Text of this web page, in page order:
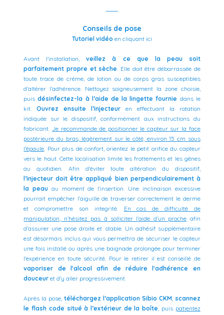
Conseils de pose
Tutoriel vidéo en cliquant ici
Avant l'installation,veillez à ce que la peau soit
parfaitement propre et sèche. Elle doit être débarrassée de
toute trace de crème, de lotion ou de corps gras susceptibles
d’altérer l’adhérence. Nettoyez soigneusement la zone choisie,
puisdésinfectez-la à l’aide de la lingette fournie dans le
kit.Ouvrez ensuite l’injecteur en effectuant la rotation
indiquée sur le dispositif, conformément aux instructions du
fabricant. Je recommande de positionner le capteur sur la face
postérieure du bras, légèrement sur le côté, environ 15 cm sous
l’épaule. Pour plus de confort, orientez le petit orifice du capteur
vers le haut. Cette localisation limite les frottements et les gênes
au quotidien. Afin d’éviter toute altération du dispositif,
l’injecteur doit être appliqué bien perpendiculairement à
la peau au moment de l’insertion. Une inclinaison excessive
pourrait empêcher l’aiguille de traverser correctement le derme
et compromettre son integrité. En cas de difficulté de
manipulation, n’hésitez pas à solliciter l’aide d’un proche afin
d’assurer une pose droite et stable. Un adhésif supplémentaire
est désormais inclus qui vous permettra de sécuriser le capteur
une fois installé ou après une baignade prolongée pour terminer
l'expérience en toute sécurité. Pour le retirer il est conseillé de
vaporiser de l'alcool afin de réduire l'adhérence
en
douceur et d'y aller progressivement.
Après la pose,téléchargez l’application Sibio CKM, scannez
le flash code situé à l’extérieur de la boîte, puis patientez